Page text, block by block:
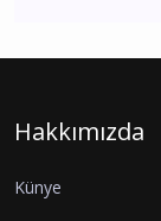
Hakkımızda
Künye